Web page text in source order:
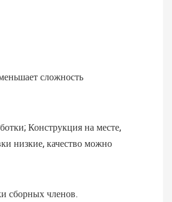
сложность
Конструкция на месте,
низкие, качество можно
сборных членов.